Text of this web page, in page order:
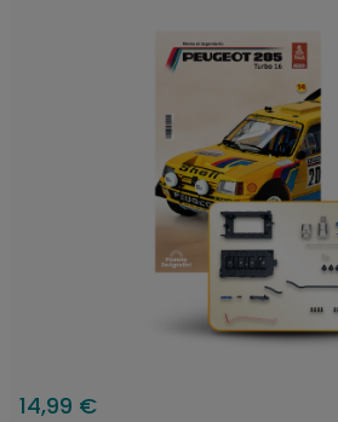
14,99 €